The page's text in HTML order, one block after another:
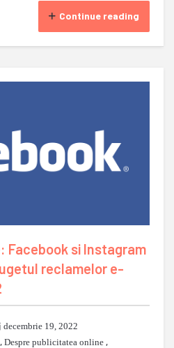
Continue reading
Facebook si Instagram
reclamelor e-
decembrie 19, 2022
, Despre publicitatea online ,